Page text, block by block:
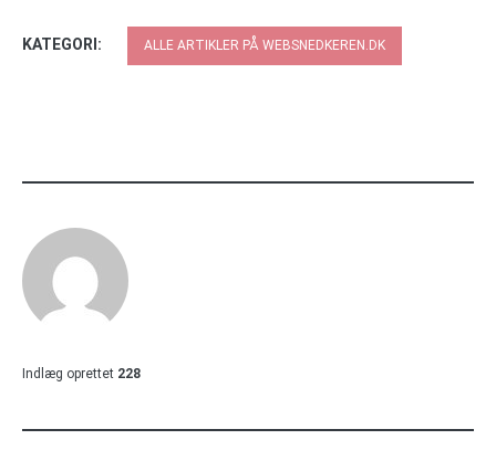
KATEGORI: ALLE ARTIKLER PÅ WEBSNEDKEREN.DK
Indlæg oprettet 228